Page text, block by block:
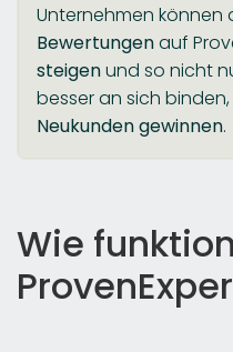
Unternehmen können
Bewertungenauf
steigenund so nicht
besser an sich
Neukunden gewinnen.
Wie